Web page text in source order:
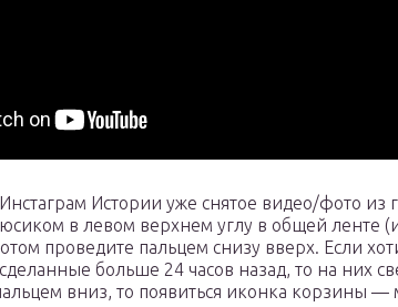
Истории уже снятое видео/фото из
в левом верхнем углу в общей ленте
проведите пальцем снизу вверх. Если
больше 24 часов назад, то на них
вниз, то появиться иконка корзины —